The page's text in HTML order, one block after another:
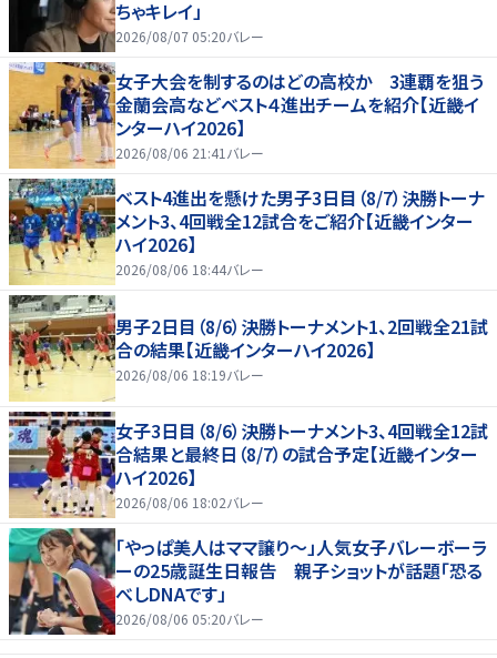
ちゃキレイ」
2026/08/07 05:20バレー
女子大会を制するのはどの高校か 3連覇を狙う
金蘭会高などベスト４進出チームを紹介【近畿イ
ンターハイ2026】
2026/08/06 21:41 バレー
ベスト4進出を懸けた男子3日目（8/7）決勝トーナ
メント3、4回戦全12試合をご紹介【近畿インター
ハイ2026】
2026/08/06 18:44バレー
男子2日目（8/6）決勝トーナメント1、2回戦全21試
合の結果【近畿インターハイ2026】
2026/08/06 18:19バレー
女子3日目（8/6）決勝トーナメント3、4回戦全12試
合結果と最終日（8/7）の試合予定【近畿インター
ハイ2026】
2026/08/06 18:02バレー
「やっぱ美人はママ譲り～」人気女子バレーボーラ
ーの25歳誕生日報告 親子ショットが話題「恐る
べしDNAです」
2026/08/06 05:20バレー